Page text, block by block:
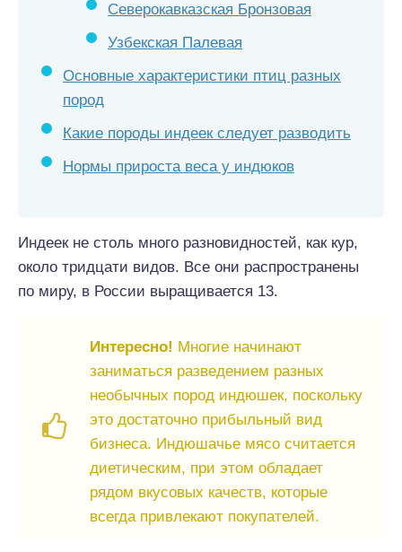
Северокавказская Бронзовая
Узбекская Палевая
Основные характеристики птиц разных
пород
Какие породы индеек следует разводить
Нормы прироста веса у индюков
Индеек не столь много разновидностей, как кур,
около тридцати видов. Все они распространены
по миру, в России выращивается 13.
Интересно! Многие начинают
заниматься разведением разных
необычных пород индюшек, поскольку
это достаточно прибыльный вид
бизнеса. Индюшачье мясо считается
диетическим, при этом обладает
рядом вкусовых качеств, которые
всегда привлекают покупателей.